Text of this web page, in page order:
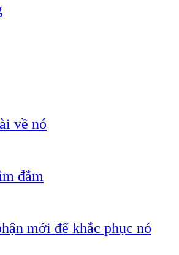
về nó
đắm
mới để khắc phục nó